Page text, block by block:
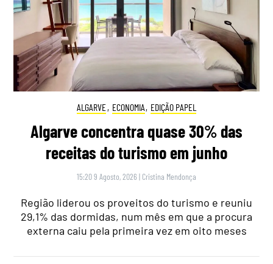
ALGARVE, ECONOMIA, EDIÇÃO PAPEL
Algarve concentra quase 30% das
receitas do turismo em junho
15:20 9 Agosto, 2026 | Cristina Mendonça
Região liderou os proveitos do turismo e reuniu
29,1% das dormidas, num mês em que a procura
externa caiu pela primeira vez em oito meses